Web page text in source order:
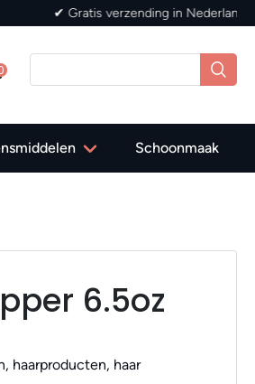
Schoonmaak
6.5oz
haarproducten, haar